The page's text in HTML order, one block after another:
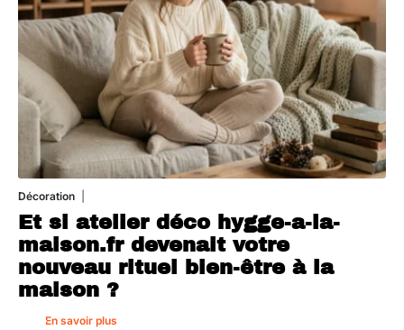
Décoration
Et si atelier déco hygge-a-la-
maison.fr devenait votre
nouveau rituel bien-être à la
maison ?
En savoir plus